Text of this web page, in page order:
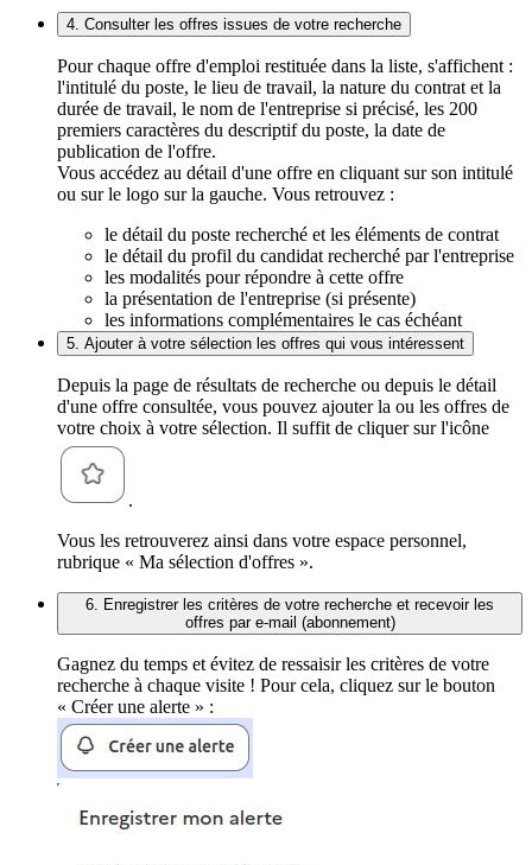
4. Consulter les offres issues de votre recherche
Pour chaque offre d'emploi restituée dans la liste, s'affichent :
l'intitulé du poste, le lieu de travail, la nature du contrat et la
durée de travail, le nom de l'entreprise si précisé, les 200
premiers caractères du descriptif du poste, la date de
publication de l'offre.
Vous accédez au détail d'une offre en cliquant sur son intitulé
ou sur le logo sur la gauche. Vous retrouvez :
le détail du poste recherché et les éléments de contrat
le détail du profil du candidat recherché par l'entreprise
les modalités pour répondre à cette offre
la présentation de l'entreprise (si présente)
les informations complémentaires le cas échéant
5. Ajouter à votre sélection les offres qui vous intéressent
Depuis la page de résultats de recherche ou depuis le détail
d'une offre consultée, vous pouvez ajouter la ou les offres de
votre choix à votre sélection. Il suffit de cliquer sur l'icône
.
Vous les retrouverez ainsi dans votre espace personnel,
rubrique « Ma sélection d'offres ».
6. Enregistrer les critères de votre recherche et recevoir les
offres par e-mail (abonnement)
Gagnez du temps et évitez de ressaisir les critères de votre
recherche à chaque visite ! Pour cela, cliquez sur le bouton
« Créer une alerte » :